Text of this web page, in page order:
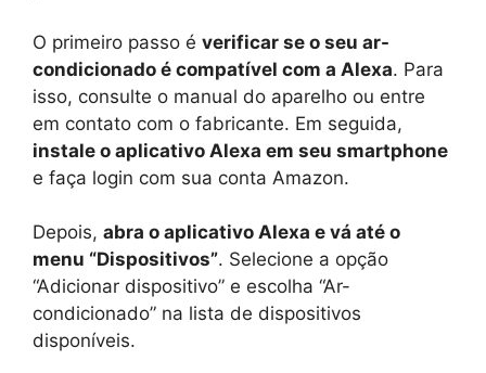
O primeiro passo é verificar se o seu ar-
condicionado é compatível com a Alexa. Para
isso, consulte o manual do aparelho ou entre
em contato com o fabricante. Em seguida,
instale o aplicativo Alexa em seu smartphone
e faça login com sua conta Amazon.
Depois, abra o aplicativo Alexa e vá até o
menu “Dispositivos”. Selecione a opção
“Adicionar dispositivo” e escolha “Ar-
condicionado” na lista de dispositivos
disponíveis.